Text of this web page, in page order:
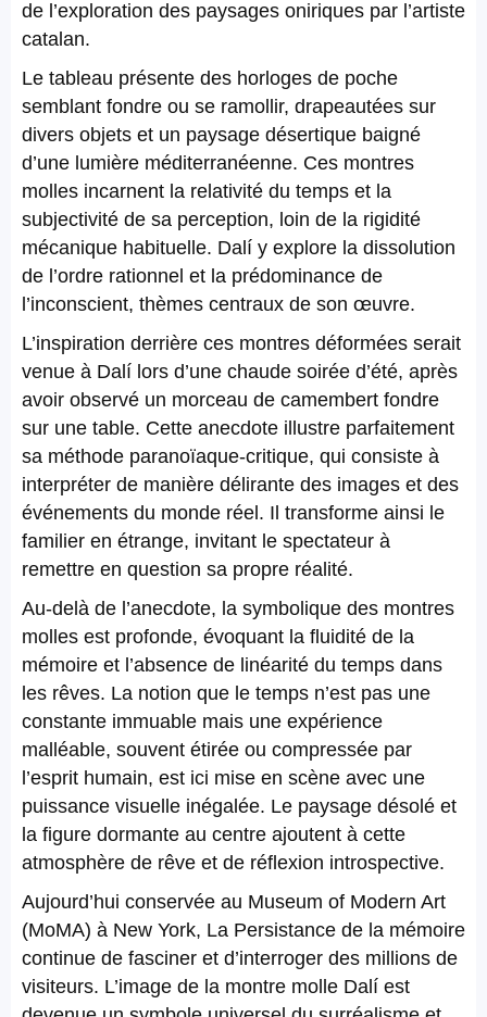
de l’exploration des paysages oniriques par l’artiste
catalan.
Le tableau présente des horloges de poche
semblant fondre ou se ramollir, drapeautées sur
divers objets et un paysage désertique baigné
d’une lumière méditerranéenne. Ces montres
molles incarnent la relativité du temps et la
subjectivité de sa perception, loin de la rigidité
mécanique habituelle. Dalí y explore la dissolution
de l’ordre rationnel et la prédominance de
l’inconscient, thèmes centraux de son œuvre.
L’inspiration derrière ces montres déformées serait
venue à Dalí lors d’une chaude soirée d’été, après
avoir observé un morceau de camembert fondre
sur une table. Cette anecdote illustre parfaitement
sa méthode paranoïaque-critique, qui consiste à
interpréter de manière délirante des images et des
événements du monde réel. Il transforme ainsi le
familier en étrange, invitant le spectateur à
remettre en question sa propre réalité.
Au-delà de l’anecdote, la symbolique des montres
molles est profonde, évoquant la fluidité de la
mémoire et l’absence de linéarité du temps dans
les rêves. La notion que le temps n’est pas une
constante immuable mais une expérience
malléable, souvent étirée ou compressée par
l’esprit humain, est ici mise en scène avec une
puissance visuelle inégalée. Le paysage désolé et
la figure dormante au centre ajoutent à cette
atmosphère de rêve et de réflexion introspective.
Aujourd’hui conservée au Museum of Modern Art
(MoMA) à New York, La Persistance de la mémoire
continue de fasciner et d’interroger des millions de
visiteurs. L’image de la montre molle Dalí est